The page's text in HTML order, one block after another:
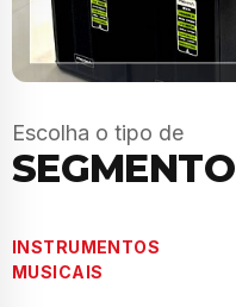
Escolha o tipo de
SEGMENTO
INSTRUMENTOS
MUSICAIS